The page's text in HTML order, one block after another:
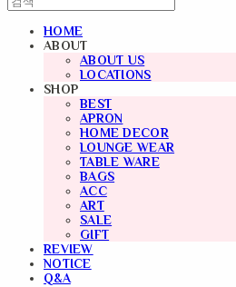
HOME
ABOUT
ABOUT US
LOCATIONS
SHOP
BEST
APRON
HOME DECOR
LOUNGE WEAR
TABLE WARE
BAGS
ACC
ART
SALE
GIFT
REVIEW
NOTICE
Q&A